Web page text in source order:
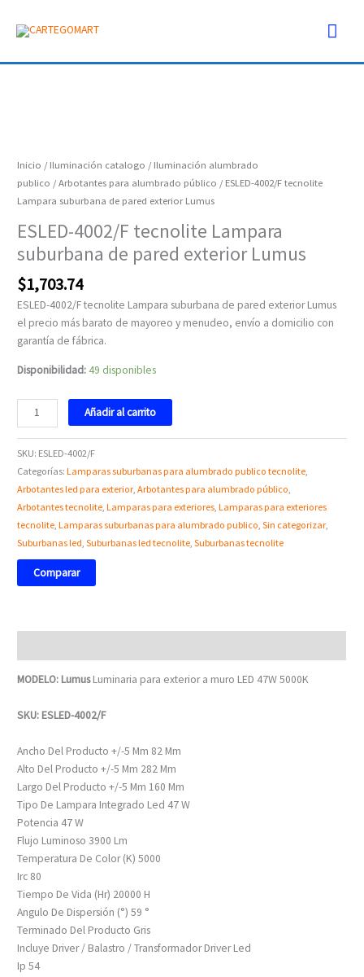
Inicio / Iluminación catalogo / Iluminación alumbrado
publico /Arbotantes para alumbrado público / ESLED-4002/F tecnolite
Lampara suburbana de pared exterior Lumus
ESLED-4002/F tecnolite Lampara
suburbana de pared exterior Lumus
$1,703.74
ESLED-4002/F tecnolite Lampara suburbana de pared exterior Lumus
el precio más barato de mayoreo y menudeo, envío a domicilio con
garantía de fábrica.
Disponibilidad:49 disponibles
Lampara
suburbana
de
exterior
Lumus
Añadir al carrito
SKU: ESLED-4002/F
Categorías:Lamparas suburbanas para alumbrado publico tecnolite
Arbotantes led para exterior,Arbotantes para alumbrado público
Arbotantes tecnolite ,Lamparas para exteriores ,Lamparas para exteriores
tecnolite ,Lamparas suburbanas para alumbrado publico ,Sin categorizar,
Suburbanas led ,Suburbanas led tecnolite ,Suburbanas tecnolite
Comparar
MODELO: LumusLuminaria para exterior a muro LED 47W 5000K
SKU: ESLED-4002/F
Ancho Del Producto +/-5 Mm 82 Mm
Alto Del Producto +/-5 Mm 282 Mm
Largo Del Producto +/-5 Mm 160 Mm
Tipo De Lampara Integrado Led 47 W
Potencia 47 W
Flujo Luminoso 3900 Lm
Temperatura De Color (K) 5000
Irc 80
Tiempo De Vida (Hr) 20000 H
Angulo De Dispersión (°) 59 °
Terminado Del Producto Gris
Incluye Driver / Balastro / Transformador Driver Led
Ip 54